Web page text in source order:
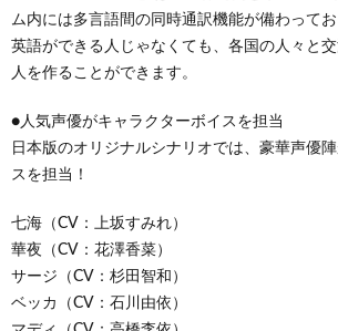
ム内には多言語間の同時通訳機能が備わって
英語ができる人じゃなくても、各国の人々と
人を作ることができます。
●人気声優がキャラクターボイスを担当
日本版のオリジナルシナリオでは、豪華声優
スを担当！
七海（CV：上坂すみれ）
華夜（CV：花澤香菜）
サージ（CV：杉田智和）
ベッカ（CV：石川由依）